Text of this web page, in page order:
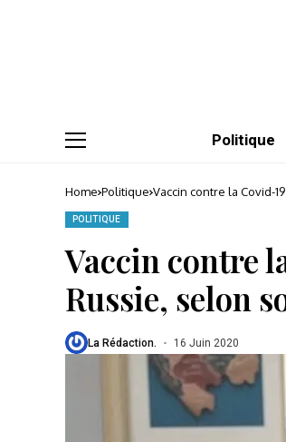
Politique
Home Politique Vaccin contre la Covid-
POLITIQUE
Vaccin contre
Russie, selon
La Rédaction. 16 Juin 2020